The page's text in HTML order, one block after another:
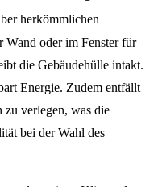
herkömmlichen
oder im Fenster für
die Gebäudehülle intakt.
Energie. Zudem entfällt
verlegen, was die
bei der Wahl des